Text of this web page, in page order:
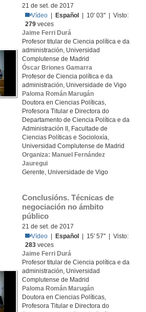
21 de set. de 2017
Vídeo
Español
| 10' 03'' | Visto:
279 veces
Jaime Ferri Durá
Profesor titular de Ciencia política e da
administración, Universidad
Complutense de Madrid
Óscar Briones Gamarra
Profesor de Ciencia política e da
administración, Universidade de Vigo
Paloma Román Marugán
Doutora en Ciencias Políticas,
Profesora Titular e Directora do
Departamento de Ciencia Política e da
Administración II, Facultade de
Ciencias Políticas e Socioloxía,
Universidad Complutense de Madrid
Organiza: Manuel Fernández
Jauregui
Gerente, Universidade de Vigo
Conclusións. Técnicas de
negociación no ámbito
público
21 de set. de 2017
Vídeo
Español
| 15' 57'' | Visto:
283 veces
Jaime Ferri Durá
Profesor titular de Ciencia política e da
administración, Universidad
Complutense de Madrid
Paloma Román Marugán
Doutora en Ciencias Políticas,
Profesora Titular e Directora do